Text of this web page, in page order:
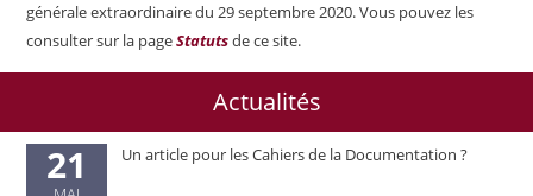
générale extraordinaire du 29 septembre 2020. Vous pouvez les
consulter sur la pageStatutsde ce site.
Actualités
21 Un article pour les Cahiers de la Documentation ?